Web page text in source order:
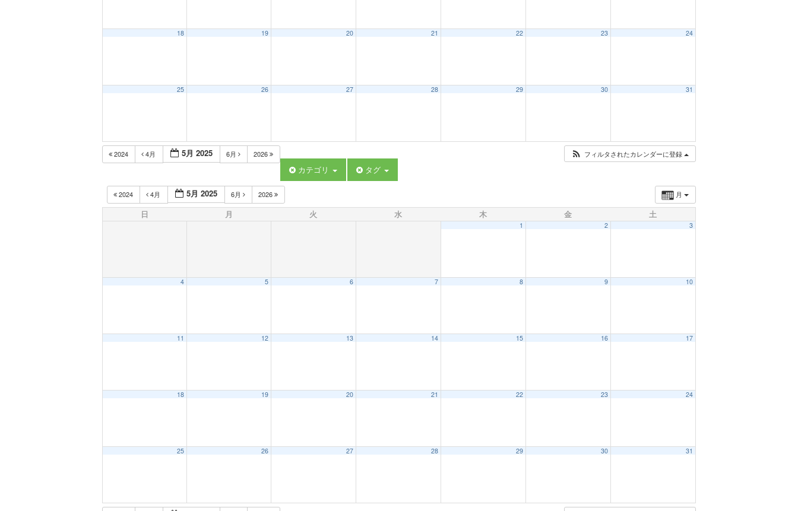
18 19 20 21 22 23 24
25 26 27 28 29 30 31
2024 4月 5月 2025 6月 2026 フィルタされたカレンダーに登録
カテゴリ タグ
月
2024 4月 5月 2025 6月 2026
日 月 火 水 木 金 土
1 2 3
4 5 6 7 8 9 10
11 12 13 14 15 16 17
18 19 20 21 22 23 24
25 26 27 28 29 30 31